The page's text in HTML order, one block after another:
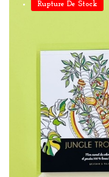
Rupture De Stock